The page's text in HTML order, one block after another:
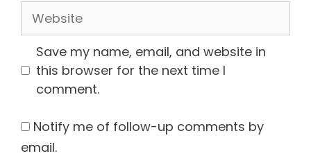
Website
Save my name, email, and website in
this browser for the next time I
comment.
Notify me of follow-up comments by
email.